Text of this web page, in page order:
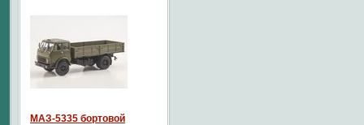
МАЗ-5335 бортовой